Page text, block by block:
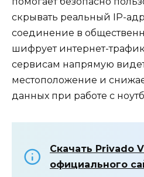
скрывать реальный IP-
соединение в
шифрует интернет-
сервисам напрямую
местоположение и
данных при работе с
Скачать Privado
официального